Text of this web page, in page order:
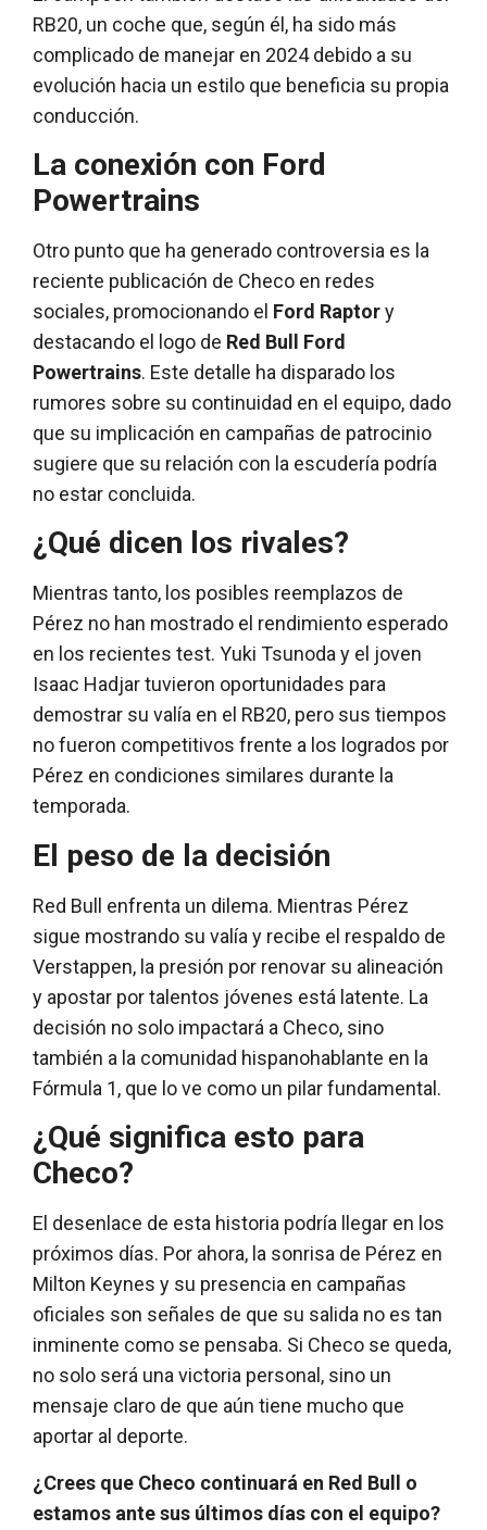
RB20, un coche que, según él, ha sido más
complicado de manejar en 2024 debido a su
evolución hacia un estilo que beneficia su propia
conducción.
La conexión con Ford
Powertrains
Otro punto que ha generado controversia es la
reciente publicación de Checo en redes
sociales, promocionando el Ford Raptory
destacando el logo de Red Bull Ford
Powertrains. Este detalle ha disparado los
rumores sobre su continuidad en el equipo, dado
que su implicación en campañas de patrocinio
sugiere que su relación con la escudería podría
no estar concluida.
¿Qué dicen los rivales?
Mientras tanto, los posibles reemplazos de
Pérez no han mostrado el rendimiento esperado
en los recientes test. Yuki Tsunoda y el joven
Isaac Hadjar tuvieron oportunidades para
demostrar su valía en el RB20, pero sus tiempos
no fueron competitivos frente a los logrados por
Pérez en condiciones similares durante la
temporada.
El peso de la decisión
Red Bull enfrenta un dilema. Mientras Pérez
sigue mostrando su valía y recibe el respaldo de
Verstappen, la presión por renovar su alineación
y apostar por talentos jóvenes está latente. La
decisión no solo impactará a Checo, sino
también a la comunidad hispanohablante en la
Fórmula 1, que lo ve como un pilar fundamental.
¿Qué significa esto para
Checo?
El desenlace de esta historia podría llegar en los
próximos días. Por ahora, la sonrisa de Pérez en
Milton Keynes y su presencia en campañas
oficiales son señales de que su salida no es tan
inminente como se pensaba. Si Checo se queda,
no solo será una victoria personal, sino un
mensaje claro de que aún tiene mucho que
aportar al deporte.
¿Crees que Checo continuará en Red Bull o
estamos ante sus últimos días con el equipo?